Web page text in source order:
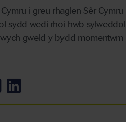
i greu rhaglen Sêr
sydd wedi rhoi hwb
gweld y bydd